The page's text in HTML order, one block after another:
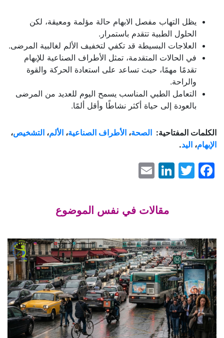
يظل التهاب مفصل الابهام حالة مؤلمة ومعيقة، لكن
الحلول الطبية تتقدم باستمرار.
العلاجات البسيطة قد تكفي لتخفيف الألم لغالبية المرضى.
في الحالات المتقدمة، تمثل الأطراف الصناعية للإبهام
تقدمًا مهمًا، حيث تساعد على استعادة الحركة والقوة
والراحة.
التعامل الطبي المناسب يسمح اليوم للعديد من المرضى
بالعودة إلى حياة أكثر نشاطًا وأقل ألمًا.
الكلمات المفتاحية: الصحة، الأطراف الصناعية، الألم، التشخيص،
الإبهام، اليد.
Facebook
Twitter
LinkedIn
مقالات في نفس الموضوع